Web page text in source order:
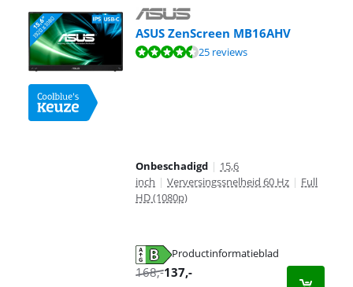
ASUS ZenScreen MB16AHV
Beoordeling is 8,5 van de 10, gebaseerd op 25 reviews.
25 reviews
Onbeschadigd | 15,6
inch | Verversingssnelheid 60 Hz | Full
HD (1080p)
Productinformatieblad
168,-137,-